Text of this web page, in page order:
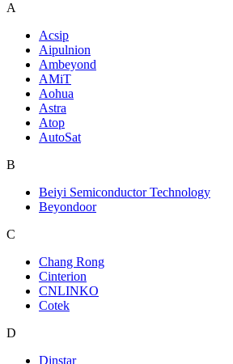
A
Acsip
Aipulnion
Ambeyond
AMiT
Aohua
Astra
Atop
AutoSat
B
Beiyi Semiconductor Technology
Beyondoor
C
Chang Rong
Cinterion
CNLINKO
Cotek
D
Dinstar